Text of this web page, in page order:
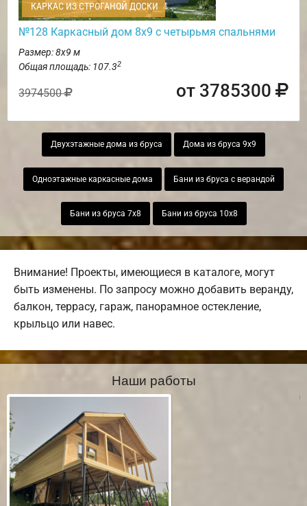
КАРКАС ИЗ СТРОГАНОЙ ДОСКИ
№128 Каркасный дом 8х9 с четырьмя спальнями
Размер: 8х9 м
Общая площадь: 107.32
3974500 от 3785300
Двухэтажные дома из бруса Дома из бруса 9х9
Одноэтажные каркасные дома Бани из бруса с верандой
Бани из бруса 7х8 Бани из бруса 10х8
Внимание! Проекты, имеющиеся в каталоге, могут
быть изменены. По запросу можно добавить веранду,
балкон, террасу, гараж, панорамное остекление,
крыльцо или навес.
Наши работы